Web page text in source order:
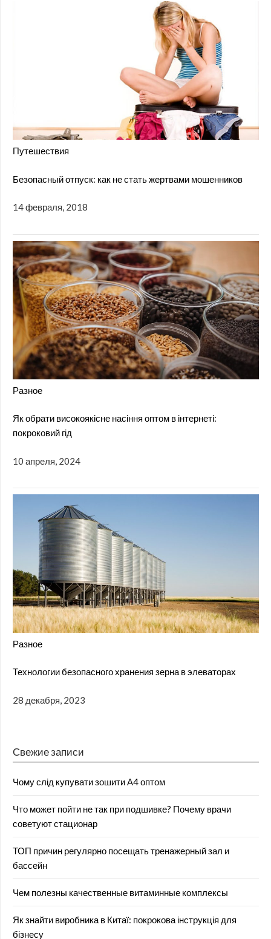
Путешествия
Безопасный отпуск: как не стать жертвами мошенников
14 февраля, 2018
Разное
Як обрати високоякісне насіння оптом в інтернеті:
покроковий гід
10 апреля, 2024
Разное
Технологии безопасного хранения зерна в элеваторах
28 декабря, 2023
Свежие записи
Чому слід купувати зошити А4 оптом
Что может пойти не так при подшивке? Почему врачи
советуют стационар
ТОП причин регулярно посещать тренажерный зал и
бассейн
Чем полезны качественные витаминные комплексы
Як знайти виробника в Китаї: покрокова інструкція для
бізнесу